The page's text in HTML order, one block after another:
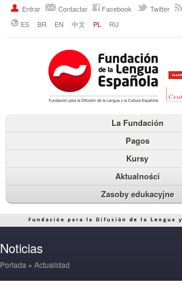
Entrar Contactar Facebook Twitter
ES
BR EN 中文 PL RU
La Fundación
Pagos
Kursy
Aktualności
Zasoby edukacyjne
Noticias
Portada » Actualidad